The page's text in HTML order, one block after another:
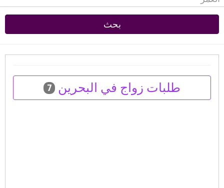
بحث
طلبات زواج في البحرين 7